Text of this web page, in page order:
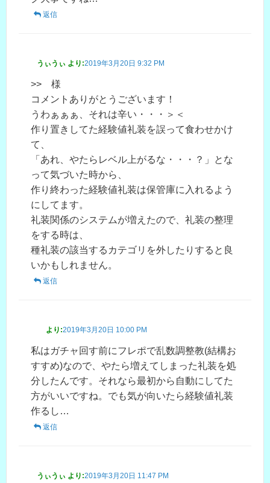
返信
うぃうぃ より:2019年3月20日 9:32 PM
>> 様
コメントありがとうございます！
うわぁぁぁ、それは辛い・・・＞＜
作り置きしてた経験値礼装を誤って食わせかけ
て、
「あれ、やたらレベル上がるな・・・？」とな
って気づいた時から、
作り終わった経験値礼装は保管庫に入れるよう
にしてます。
礼装関係のシステムが増えたので、礼装の整理
をする時は、
種礼装の該当するカテゴリを外したりすると良
いかもしれません。
返信
より:2019年3月20日 10:00 PM
私はガチャ回す前にフレポで乱数調整教(結構お
すすめ)なので、やたら増えてしまった礼装を処
分したんです。それなら最初から自動にしてた
方がいいですね。でも気が向いたら経験値礼装
作るし…
返信
うぃうぃ より:2019年3月20日 11:47 PM